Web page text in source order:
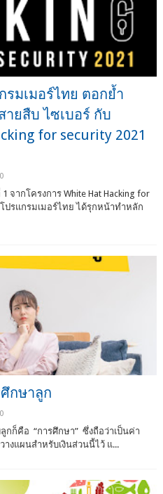
รมเมอร์ไทย ตอกย้ำ
ยสืบ ไซเบอร์ กับ
for security 2021
0
จากโครงการ White Hat Hacking for
โปรแกรมเมอร์ไทย ได้รุกหน้าทำหลัก
กษาลูก
0
ก็คือ “การศึกษา” ซึ่งถือว่าเป็นค่า
งแผนสำหรับเงินส่วนนี้ไว้ แ...